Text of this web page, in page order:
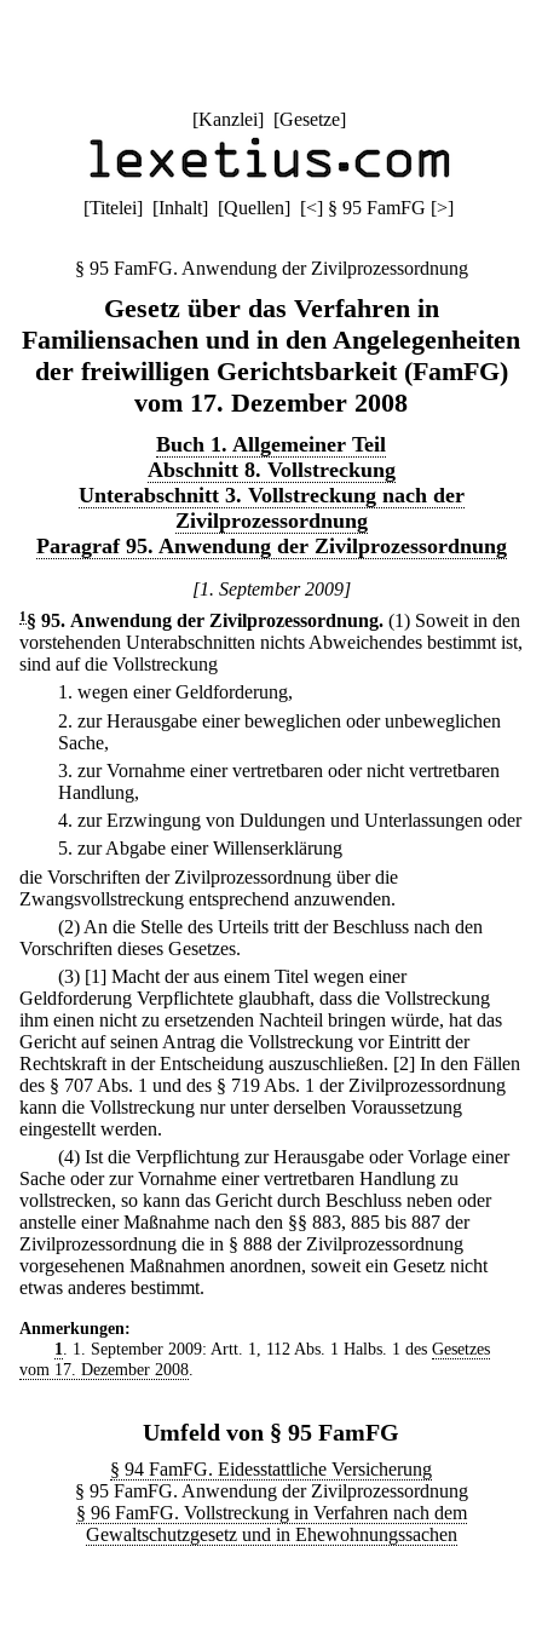
[Kanzlei] [Gesetze]
[Titelei] [Inhalt] [Quellen] [<] § 95 FamFG [>]
§ 95 FamFG. Anwendung der Zivilprozessordnung
Gesetz über das Verfahren in
Familiensachen und in den Angelegenheiten
der freiwilligen Gerichtsbarkeit (FamFG)
vom 17. Dezember 2008
Buch 1. Allgemeiner Teil
Abschnitt 8. Vollstreckung
Unterabschnitt 3. Vollstreckung nach der
Zivilprozessordnung
Paragraf 95. Anwendung der Zivilprozessordnung
[1. September 2009]
1 § 95. Anwendung der Zivilprozessordnung. (1) Soweit in den
vorstehenden Unterabschnitten nichts Abweichendes bestimmt ist,
sind auf die Vollstreckung
1. wegen einer Geldforderung,
2. zur Herausgabe einer beweglichen oder unbeweglichen
Sache,
3. zur Vornahme einer vertretbaren oder nicht vertretbaren
Handlung,
4. zur Erzwingung von Duldungen und Unterlassungen oder
5. zur Abgabe einer Willenserklärung
die Vorschriften der Zivilprozessordnung über die
Zwangsvollstreckung entsprechend anzuwenden.
(2) An die Stelle des Urteils tritt der Beschluss nach den
Vorschriften dieses Gesetzes.
(3) [1] Macht der aus einem Titel wegen einer
Geldforderung Verpflichtete glaubhaft, dass die Vollstreckung
ihm einen nicht zu ersetzenden Nachteil bringen würde, hat das
Gericht auf seinen Antrag die Vollstreckung vor Eintritt der
Rechtskraft in der Entscheidung auszuschließen. [2] In den Fällen
des § 707 Abs. 1 und des § 719 Abs. 1 der Zivilprozessordnung
kann die Vollstreckung nur unter derselben Voraussetzung
eingestellt werden.
(4) Ist die Verpflichtung zur Herausgabe oder Vorlage einer
Sache oder zur Vornahme einer vertretbaren Handlung zu
vollstrecken, so kann das Gericht durch Beschluss neben oder
anstelle einer Maßnahme nach den §§ 883, 885 bis 887 der
Zivilprozessordnung die in § 888 der Zivilprozessordnung
vorgesehenen Maßnahmen anordnen, soweit ein Gesetz nicht
etwas anderes bestimmt.
Anmerkungen:
1. 1. September 2009: Artt. 1, 112 Abs. 1 Halbs. 1 des Gesetzes
vom 17. Dezember 2008.
Umfeld von § 95 FamFG
§ 94 FamFG. Eidesstattliche Versicherung
§ 95 FamFG. Anwendung der Zivilprozessordnung
§ 96 FamFG. Vollstreckung in Verfahren nach dem
Gewaltschutzgesetz und in Ehewohnungssachen